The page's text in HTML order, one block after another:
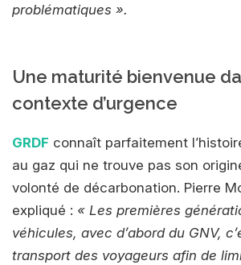
problématiques ».
Une maturité bienvenue
contexte d’urgence
GRDF connaît parfaitement
au gaz qui ne trouve pas son
volonté de décarbonation. Pierre
expliqué : « Les premières
véhicules, avec d’abord du GNV,
transport des voyageurs afin de